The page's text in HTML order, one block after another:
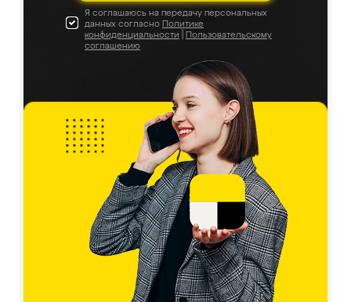
Я соглашаюсь на передачу персональных
данных согласно Политике
конфиденциальности
Пользовательскому
соглашению